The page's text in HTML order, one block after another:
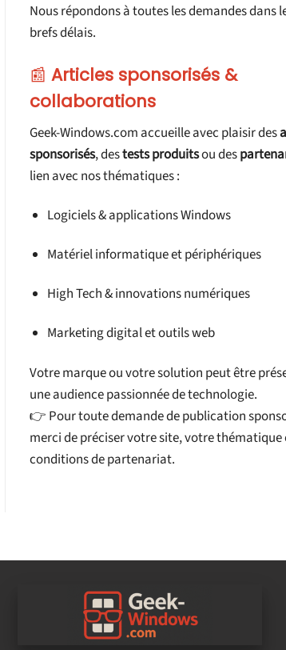
Nous répondons à toutes les demandes dans
brefs délais.
📰 Articles sponsorisés &
collaborations
Geek-Windows.com accueille avec plaisir des
sponsorisés, destests produitsou des
lien avec nos thématiques :
Logiciels & applications Windows
Matériel informatique et périphériques
High Tech & innovations numériques
Marketing digital et outils web
Votre marque ou votre solution peut être
une audience passionnée de technologie.
👉 Pour toute demande de publication
merci de préciser votre site, votre thématique
conditions de partenariat.